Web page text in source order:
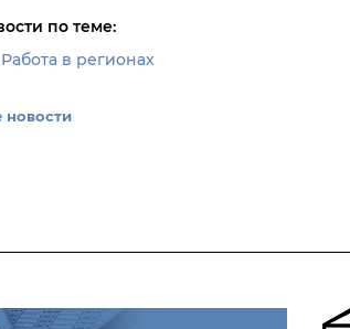
по теме:
Работа в регионах
новости